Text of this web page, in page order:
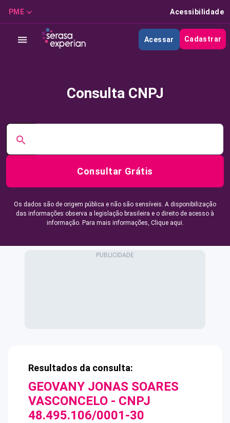
PME Acessibilidade
Acessar Cadastrar
Consulta CNPJ
Consultar Grátis
Os dados são de origem pública e não são sensíveis. A disponibilização
das informações observa a legislação brasileira e o direito de acesso à
informação. Para mais informações, Clique aqui.
Resultados da consulta:
GEOVANY JONAS SOARES
VASCONCELO - CNPJ
48.495.106/0001-30